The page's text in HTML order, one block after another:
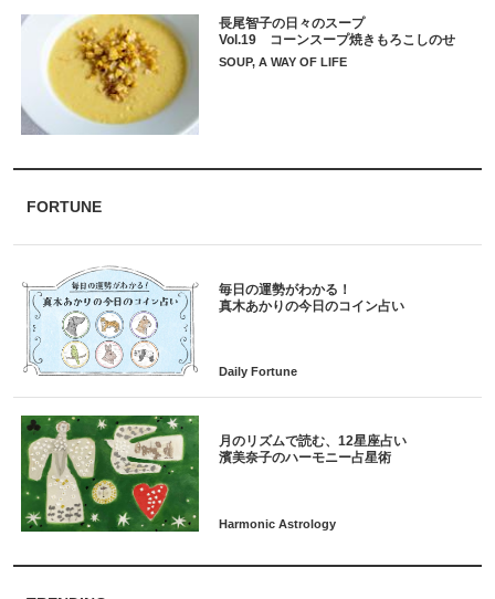
長尾智子の日々のスープ
Vol.19 コーンスープ焼きもろこしのせ
SOUP, A WAY OF LIFE
FORTUNE
毎日の運勢がわかる！
月のリズムで読む、12星座占い